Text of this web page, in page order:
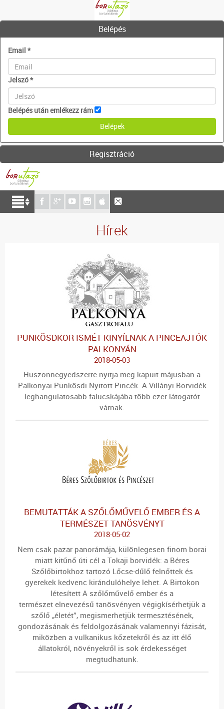
Belépés
Email *
Jelszó*
Belépés után emlékezz rám
Regisztráció
Hírek
PÜNKÖSDKOR ISMÉT KINYÍLNAK A PINCEAJTÓK
PALKONYÁN
2018-05-03
Huszonnegyedszerre nyitja meg kapuit májusban a
Palkonyai Pünkösdi Nyitott Pincék. A Villányi Borvidék
leghangulatosabb falucskájába több ezer látogatót
várnak.
BEMUTATTÁK A SZŐLŐMŰVELŐ EMBER ÉS A
TERMÉSZET TANÖSVÉNYT
2018-05-02
Nem csak pazar panorámája, különlegesen finom borai
miatt kitűnő úti cél a Tokaji borvidék: a Béres
Szőlőbirtokhoz tartozó Lőcse-dűlő felnőttek és
gyerekek kedvenc kirándulóhelye lehet. A Birtokon
létesített A szőlőművelő ember és a
természet elnevezésű tanösvényen végigkísérhetjük a
szőlő „életét”, megismerhetjük termesztésének,
gondozásának és feldolgozásának valamennyi fázisát,
miközben a vulkanikus kőzetekről és az itt élő
állatokról, növényekről is sok érdekességet
megtudhatunk.